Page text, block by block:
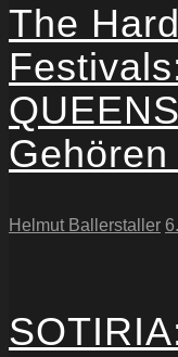
The
Helmut Ballerstaller